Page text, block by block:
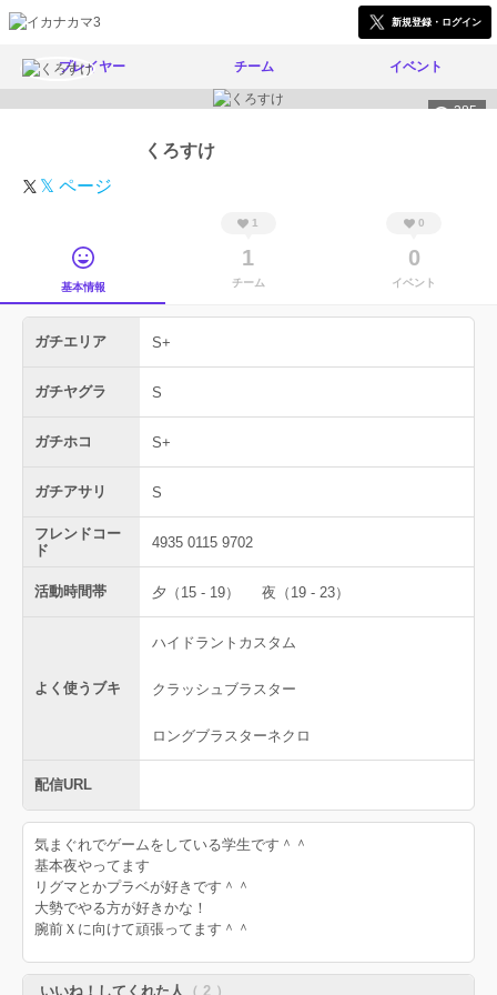
新規登録・ログイン
プレイヤー チーム イベント
385
くろすけ
𝕏 ページ
基本情報
1
1
チーム
0
0
イベント
ガチエリア S+
ガチヤグラ S
ガチホコ S+
ガチアサリ S
フレンドコー
ド
4935 0115 9702
活動時間帯 夕（15 - 19） 夜（19 - 23）
よく使うブキ
ハイドラントカスタム
クラッシュブラスター
ロングブラスターネクロ
配信URL
気まぐれでゲームをしている学生です＾＾
基本夜やってます
リグマとかプラベが好きです＾＾
大勢でやる方が好きかな！
腕前Ｘに向けて頑張ってます＾＾
いいね！してくれた人 （ 2 ）